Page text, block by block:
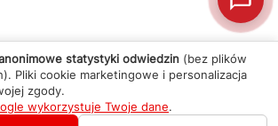
statystyki odwiedzin (bez plików
Pliki cookie marketingowe i personalizacja
zgody.
wykorzystuje Twoje dane.